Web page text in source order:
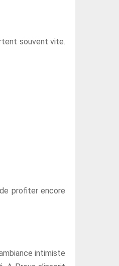
souvent vite.
profiter encore
intimiste